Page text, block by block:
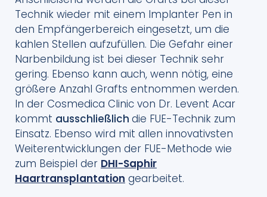
Technik wieder mit einem Implanter Pen in
den Empfängerbereich eingesetzt, um die
kahlen Stellen aufzufüllen. Die Gefahr einer
Narbenbildung ist bei dieser Technik sehr
gering. Ebenso kann auch, wenn nötig, eine
größere Anzahl Grafts entnommen werden.
In der Cosmedica Clinic von Dr. Levent Acar
kommt ausschließlich die FUE-Technik zum
Einsatz. Ebenso wird mit allen innovativsten
Weiterentwicklungen der FUE-Methode wie
zum Beispiel der DHI-Saphir
Haartransplantation gearbeitet.